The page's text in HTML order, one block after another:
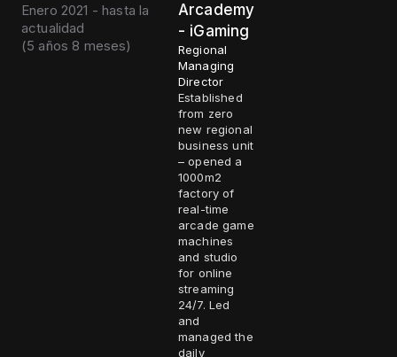
Enero 2021 - hasta la
actualidad
(5 años 8 meses)
Arcademy
- iGaming
Regional
Managing
Director
Established
from zero
new regional
business unit
– opened a
1000m2
factory of
real-time
arcade game
machines
and studio
for online
streaming
24/7. Led
and
managed the
daily